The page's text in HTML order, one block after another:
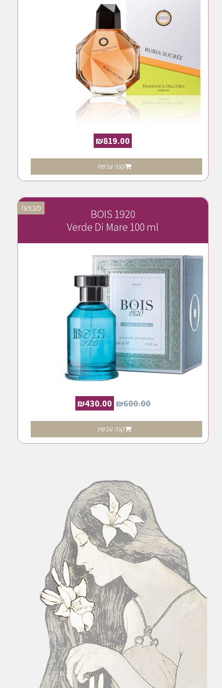
₪819.00
קנה עכשיו
מבצע!
BOIS 1920
Verde Di Mare 100 ml
₪600.00
₪430.00
קנה עכשיו